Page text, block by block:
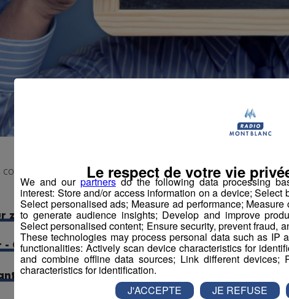
comme chaque semaine les offres d'emploi de votre région !
zingueur - Couvreuse zingueuse logé (H-F)
- Cuisinière
en Activités Physiques Adaptées (H-F)
We and our partnersdo the following data processing
interest: Store and/or access information on a device;
Select personalised ads; Measure ad performance;
to generate audience insights; Develop and improve
Select personalised content; Ensure security, prevent fraud,
These technologies may process personal data such as IP
functionalities: Actively scan device characteristics for
and combine offline data sources; Link different devices;
characteristics for identification.
Le respect de votre vie
J'ACCEPTE JE REFUSE